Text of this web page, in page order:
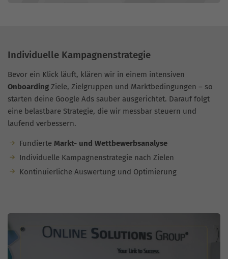
Individuelle Kampagnenstrategie
Bevor ein Klick läuft, klären wir in einem intensiven
Onboarding Ziele, Zielgruppen und Marktbedingungen – so
starten deine Google Ads sauber ausgerichtet. Darauf folgt
eine belastbare Strategie, die wir messbar steuern und
laufend verbessern.
Fundierte Markt- und Wettbewerbsanalyse
Individuelle Kampagnenstrategie nach Zielen
Kontinuierliche Auswertung und Optimierung